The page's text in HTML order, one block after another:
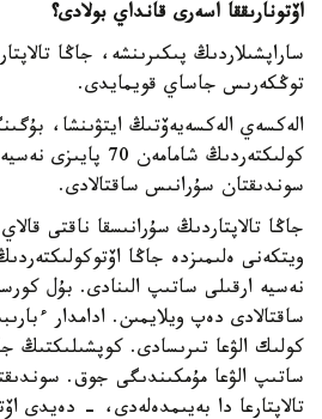
اۆتونارىققا اسەرى قانداي بولادى؟
ساراپشىلاردىڭ پىكىرىنشە، جاڭا
توڭكەرىس جاساي قويمايدى.
الەكسەي الەكسەيەۆتىڭ ايتۋىنشا،
كولىكتەردىڭ
سوندىقتان سۇرانىس ساقتالادى.
جاڭا تالاپتاردىڭ سۇرانىسقا ناقتى
نەسيە ارقىلى ساتىپ الىنادى. بۇل
ساقتالادى دەپ ويلايمىن. ادامدار
كولىك الۋعا تىرىسادى. كوپشىلىكتىڭ
ساتىپ الۋعا مۇمكىندىگى جوق.
تالاپتارعا دا بەيىمدەلەدى، - دەيدى